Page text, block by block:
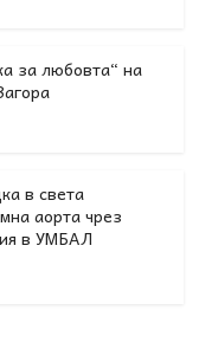
за любовта“ на
в света
аорта чрез
в УМБАЛ